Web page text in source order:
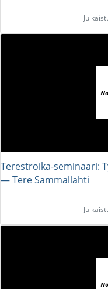
Terestroika-seminaari:
― Tere Sammallahti